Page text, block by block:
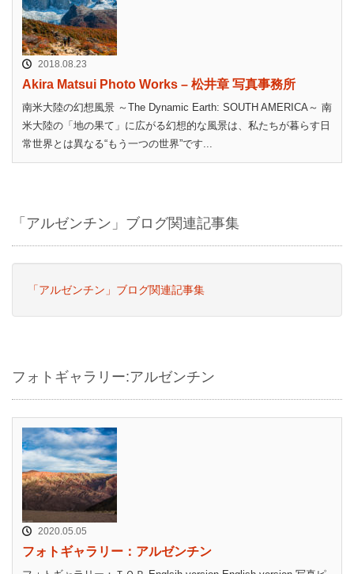
2018.08.23
Akira Matsui Photo Works – 松井章 写真事務所
南米大陸の幻想風景 ～The Dynamic Earth: SOUTH AMERICA～ 南
米大陸の「地の果て」に広がる幻想的な風景は、私たちが暮らす日
常世界とは異なる“もう一つの世界”です...
「アルゼンチン」ブログ関連記事集
「アルゼンチン」ブログ関連記事集
フォトギャラリー:アルゼンチン
2020.05.05
フォトギャラリー：アルゼンチン